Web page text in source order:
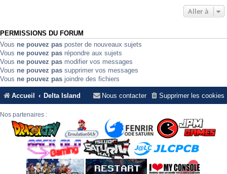
Aller à
PERMISSIONS DU FORUM
Vous ne pouvez pas poster de nouveaux sujets
Vous ne pouvez pas répondre aux sujets
Vous ne pouvez pas modifier vos messages
Vous ne pouvez pas supprimer vos messages
Vous ne pouvez pas joindre des fichiers
Accueil Delta Island Supprimer les cookies
Nous contacter
Nos partenaires :